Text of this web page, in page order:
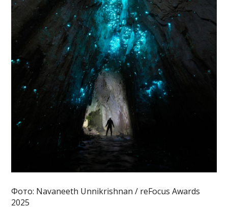
Фото: Navaneeth Unnikrishnan / reFocus Awards
2025